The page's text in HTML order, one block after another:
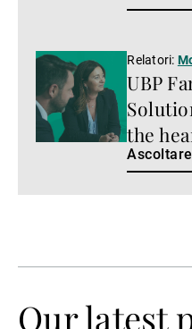
Ascoltare
podcast
UBP
the
Relatori:
Our latest